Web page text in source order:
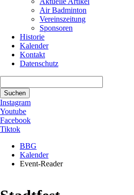
Air Badminton
Vereinszeitung
Sponsoren
Historie
Kalender
Kontakt
Datenschutz
Suchen
Instagram
Youtube
Facebook
Tiktok
BBG
Kalender
Event-Reader